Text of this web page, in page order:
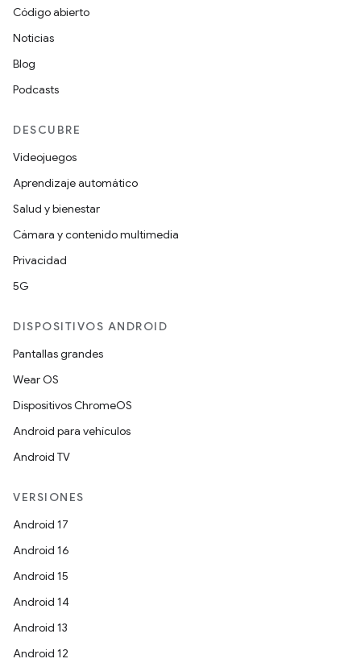
Código abierto
Noticias
Blog
Podcasts
DESCUBRE
Videojuegos
Aprendizaje automático
Salud y bienestar
Cámara y contenido multimedia
Privacidad
5G
DISPOSITIVOS ANDROID
Pantallas grandes
Wear OS
Dispositivos ChromeOS
Android para vehículos
Android TV
VERSIONES
Android 17
Android 16
Android 15
Android 14
Android 13
Android 12